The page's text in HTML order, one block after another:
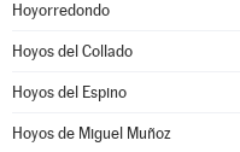
Hoyorredondo
Hoyos del Collado
Hoyos del Espino
Hoyos de Miguel Muñoz